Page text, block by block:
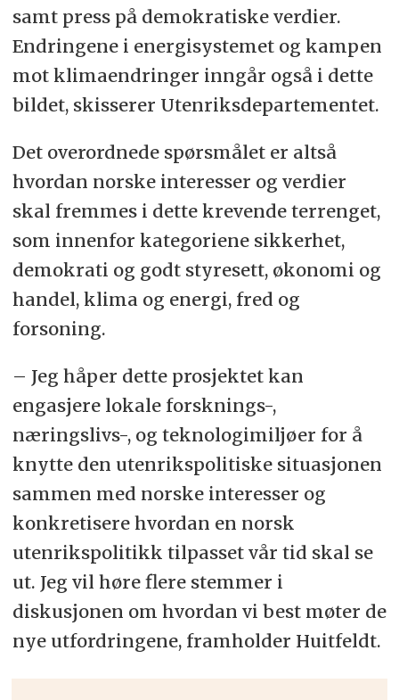
samt press på demokratiske verdier.
Endringene i energisystemet og kampen
mot klimaendringer inngår også i dette
bildet, skisserer Utenriksdepartementet.
Det overordnede spørsmålet er altså
hvordan norske interesser og verdier
skal fremmes i dette krevende terrenget,
som innenfor kategoriene sikkerhet,
demokrati og godt styresett, økonomi og
handel, klima og energi, fred og
forsoning.
– Jeg håper dette prosjektet kan
engasjere lokale forsknings-,
næringslivs-, og teknologimiljøer for å
knytte den utenrikspolitiske situasjonen
sammen med norske interesser og
konkretisere hvordan en norsk
utenrikspolitikk tilpasset vår tid skal se
ut. Jeg vil høre flere stemmer i
diskusjonen om hvordan vi best møter de
nye utfordringene, framholder Huitfeldt.